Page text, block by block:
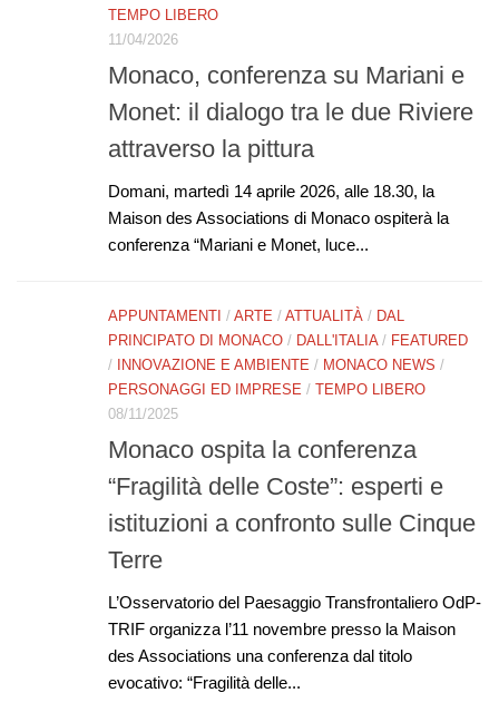
TEMPO LIBERO
11/04/2026
Monaco, conferenza su Mariani e
Monet: il dialogo tra le due Riviere
attraverso la pittura
Domani, martedì 14 aprile 2026, alle 18.30, la
Maison des Associations di Monaco ospiterà la
conferenza “Mariani e Monet, luce...
APPUNTAMENTI / ARTE / ATTUALITÀ / DAL
PRINCIPATO DI MONACO / DALL'ITALIA / FEATURED
/
INNOVAZIONE E AMBIENTE / MONACO NEWS /
PERSONAGGI ED IMPRESE / TEMPO LIBERO
08/11/2025
Monaco ospita la conferenza
“Fragilità delle Coste”: esperti e
istituzioni a confronto sulle Cinque
Terre
L’Osservatorio del Paesaggio Transfrontaliero OdP-
TRIF organizza l’11 novembre presso la Maison
des Associations una conferenza dal titolo
evocativo: “Fragilità delle...